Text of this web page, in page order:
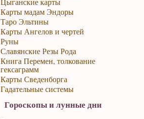
Карты мадам Эндоры
Таро Эльтины
Карты Ангелов и чертей
Руны
Славянские Резы Рода
Книга Перемен, толкование
гексаграмм
Карты Сведенборга
Гадательные системы
Гороскопы и лунные дни